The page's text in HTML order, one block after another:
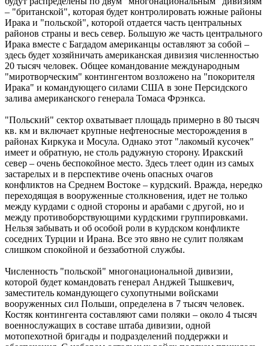
– "британской", которая будет контролировать южные районы
Ирака и "польской", которой отдается часть центральных
районов страны и весь север. Большую же часть центрального
Ирака вместе с Багдадом американцы оставляют за собой –
здесь будет хозяйничать американская дивизия численностью
20 тысяч человек. Общее командование международным
"миротворческим" контингентом возложено на "покорителя
Ирака" и командующего силами США в зоне Персидского
залива американского генерала Томаса Фрэнкса.
"Польский" сектор охватывает площадь примерно в 80 тысяч
кв. км и включает крупные нефтеносные месторождения в
районах Киркука и Мосула. Однако этот "лакомый кусочек"
имеет и обратную, не столь радужную сторону. Иракский
север – очень беспокойное место. Здесь тлеет один из самых
застарелых и в перспективе очень опасных очагов
конфликтов на Среднем Востоке – курдский. Вражда, нередко
переходящая в вооруженные столкновения, идет не только
между курдами с одной стороны и арабами с другой, но и
между противоборствующими курдскими группировками.
Нельзя забывать и об особой роли в курдском конфликте
соседних Турции и Ирана. Все это явно не сулит полякам
слишком спокойной и беззаботной службы.
Численность "польской" многонациональной дивизии,
которой будет командовать генерал Анджей Тышкевич,
заместитель командующего сухопутными войсками
вооруженных сил Польши, определена в 7 тысяч человек.
Костяк контингента составляют сами поляки – около 4 тысяч
военнослужащих в составе штаба дивизии, одной
мотопехотной бригады и подразделений поддержки и